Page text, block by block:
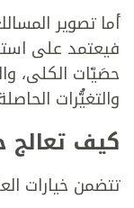
أما تصوير
فيعتمد على
حصَيّات الكلى،
والتغيُّرات
كيف تعالج
تتضمن خيارات